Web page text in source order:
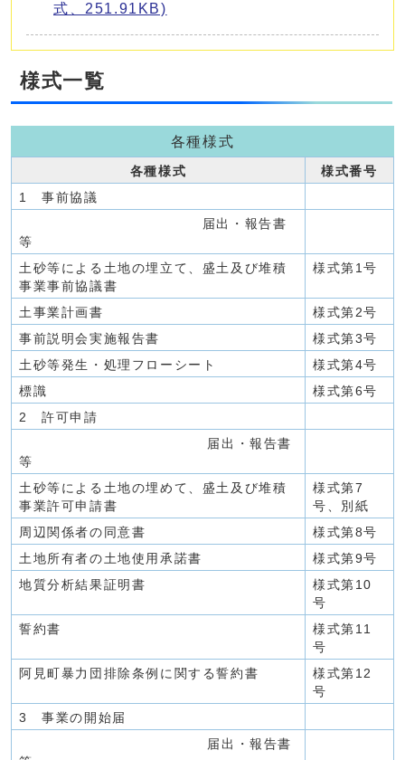
式、251.91KB)
様式一覧
各種様式
各種様式
様式番号
1 事前協議
届出・報告書
等
土砂等による土地の埋立て、盛土及び堆積
事業事前協議書
様式第1号
土事業計画書
様式第2号
事前説明会実施報告書
様式第3号
土砂等発生・処理フローシート
様式第4号
標識
様式第6号
2 許可申請
届出・報告書
等
土砂等による土地の埋めて、盛土及び堆積
事業許可申請書
様式第7
号、別紙
周辺関係者の同意書
様式第8号
土地所有者の土地使用承諾書
様式第9号
地質分析結果証明書
様式第10
号
誓約書
様式第11
号
阿見町暴力団排除条例に関する誓約書
様式第12
号
3 事業の開始届
届出・報告書